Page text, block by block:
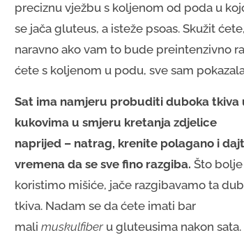
preciznu vježbu s koljenom od poda u
se jača gluteus, a isteže psoas. Skužit ćete,
naravno ako vam to bude preintenzivno
ćete s koljenom u podu, sve sam
Sat ima namjeru probuditi duboka tkiva
kukovima u smjeru kretanja zdjelice
naprijed – natrag, krenite polagano i
vremena da se sve fino razgiba. Što bolje
koristimo mišiće, jače razgibavamo ta
tkiva. Nadam se da ćete imati bar
malimuskulfiberu gluteusima nakon sata.